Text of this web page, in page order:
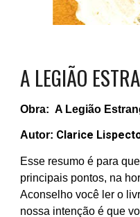
A LEGIÃO
Obra:A Legião
Autor: Clarice
Esse resumo é para
principais pontos, na
Aconselho você ler o
nossa intenção é que